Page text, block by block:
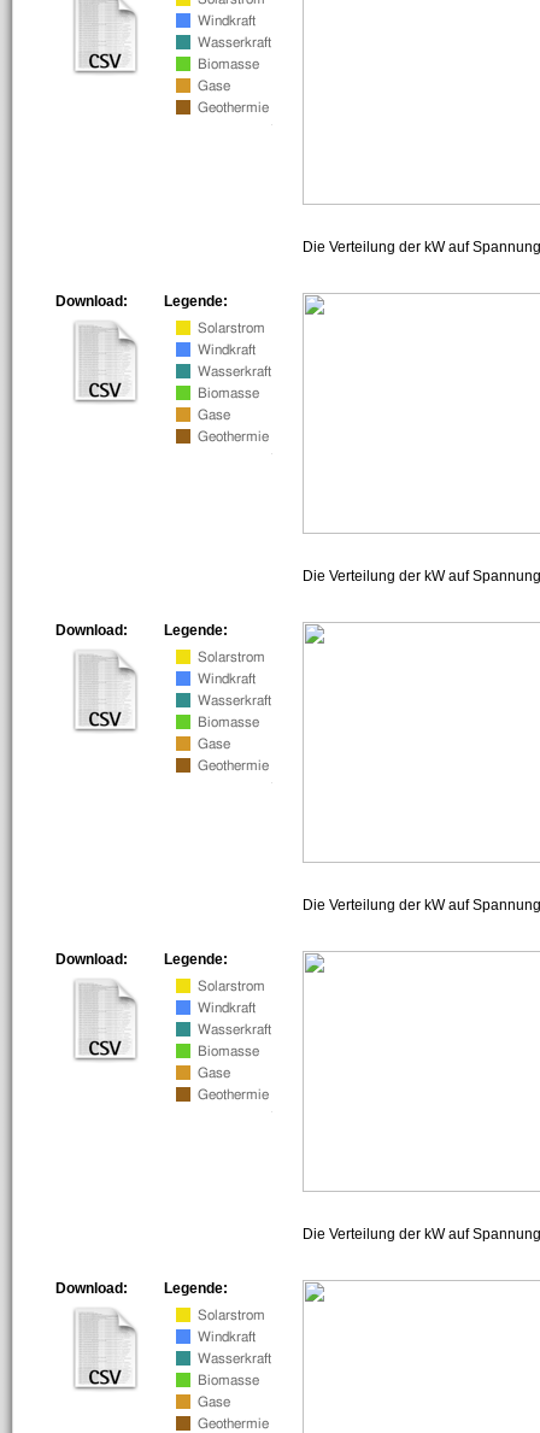
Die Verteilung der kW auf
Legende:
Download:
Die Verteilung der kW auf
Legende:
Download:
Die Verteilung der kW auf
Legende:
Download:
Die Verteilung der kW auf
Legende:
Download: